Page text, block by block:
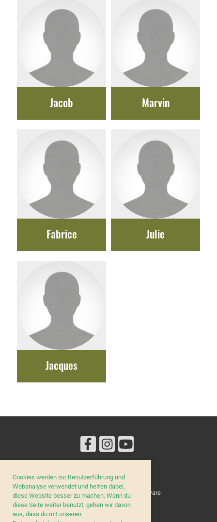
Cookies werden zur Benutzerführung und
Webanalyse verwendet und helfen dabei,
diese Website besser zu machen. Wenn du
diese Seite weiter benutzt, gehen wir davon
aus, dass du mit unseren
Jacob Marvin
Fabrice Julie
Jacques
© Lucilinburhuc
Erstellt mit ClubDesk Vereinssoftware